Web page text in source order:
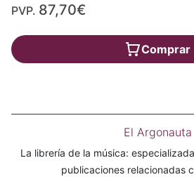
PVP. 87,70€
Comprar
El Argonauta
La librería de la música:
publicaciones relacionadas